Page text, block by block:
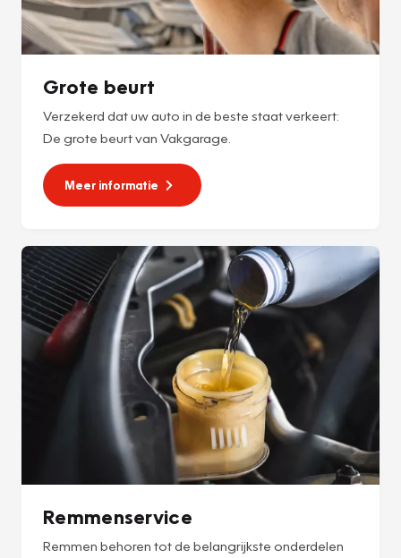
Grote beurt
Verzekerd dat uw auto in de beste staat verkeert:
De grote beurt van Vakgarage.
Meer informatie
Remmenservice
Remmen behoren tot de belangrijkste onderdelen